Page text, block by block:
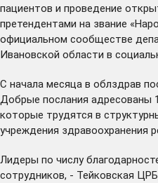
пациентов и проведение
претендентами на звание
официальном сообществе
Ивановской области в
С начала месяца в облздрав
Добрые послания адресованы
которые трудятся в
учреждения здравоохранения
Лидеры по числу
сотрудников, - Тейковская